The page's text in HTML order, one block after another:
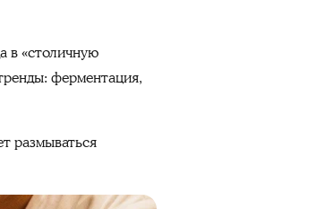
в «столичную
ферментация,
размываться